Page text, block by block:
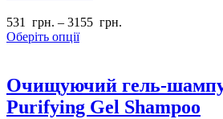
531 грн. – 3155 грн.
Оберіть опції
Очищуючий гель-
Purifying Gel Shampoo